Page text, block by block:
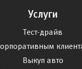
Услуги
Тест-драйв
Выкуп авто